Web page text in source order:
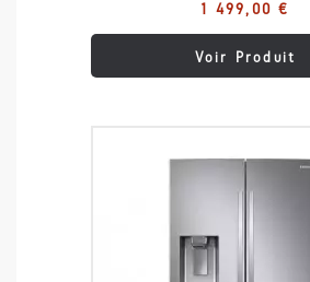
1 499,00 €
Voir Produit